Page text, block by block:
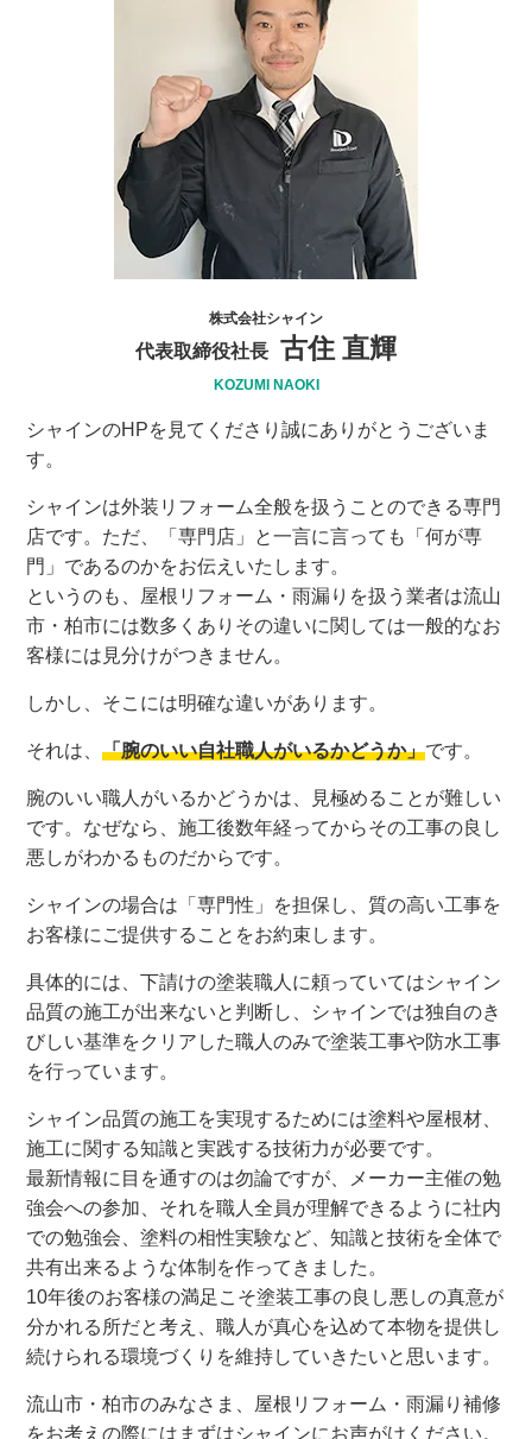
株式会社シャイン
代表取締役社長 古住 直輝
KOZUMI NAOKI
シャインのHPを見てくださり誠にありがとうございま
す。
シャインは外装リフォーム全般を扱うことのできる専門
店です。ただ、「専門店」と一言に言っても「何が専
門」であるのかをお伝えいたします。
というのも、屋根リフォーム・雨漏りを扱う業者は流山
市・柏市には数多くありその違いに関しては一般的なお
客様には見分けがつきません。
しかし、そこには明確な違いがあります。
それは、「腕のいい自社職人がいるかどうか」です。
腕のいい職人がいるかどうかは、見極めることが難しい
です。なぜなら、施工後数年経ってからその工事の良し
悪しがわかるものだからです。
シャインの場合は「専門性」を担保し、質の高い工事を
お客様にご提供することをお約束します。
具体的には、下請けの塗装職人に頼っていてはシャイン
品質の施工が出来ないと判断し、シャインでは独自のき
びしい基準をクリアした職人のみで塗装工事や防水工事
を行っています。
シャイン品質の施工を実現するためには塗料や屋根材、
施工に関する知識と実践する技術力が必要です。
最新情報に目を通すのは勿論ですが、メーカー主催の勉
強会への参加、それを職人全員が理解できるように社内
での勉強会、塗料の相性実験など、知識と技術を全体で
共有出来るような体制を作ってきました。
10年後のお客様の満足こそ塗装工事の良し悪しの真意が
分かれる所だと考え、職人が真心を込めて本物を提供し
続けられる環境づくりを維持していきたいと思います。
流山市・柏市のみなさま、屋根リフォーム・雨漏り補修
をお考えの際にはまずはシャインにお声がけください。